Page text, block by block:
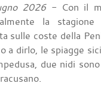
2026- Con il
la
sulle coste della
a dirlo, le spiagge
due nidi